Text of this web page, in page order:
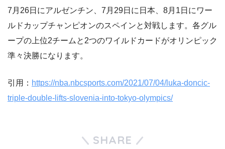
7月26日にアルゼンチン、7月29日に日本、8月1日にワー
ルドカップチャンピオンのスペインと対戦します。各グル
ープの上位2チームと2つのワイルドカードがオリンピック
準々決勝になります。
引用： https://nba.nbcsports.com/2021/07/04/luka-doncic-
triple-double-lifts-slovenia-into-tokyo-olympics/
SHARE